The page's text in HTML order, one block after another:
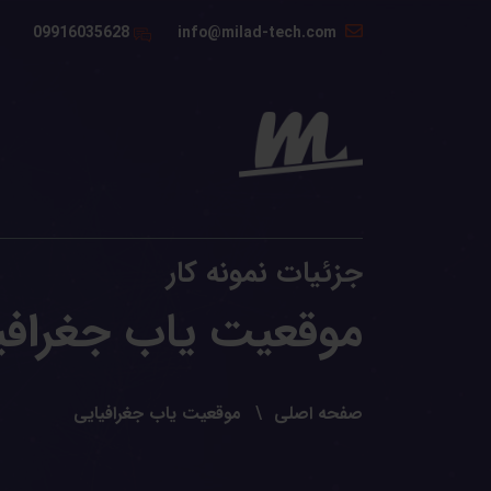
09916035628
جزئیات نمونه کار
موقعیت یاب
صفحه اصلی موقعیت یاب جغرافیایی